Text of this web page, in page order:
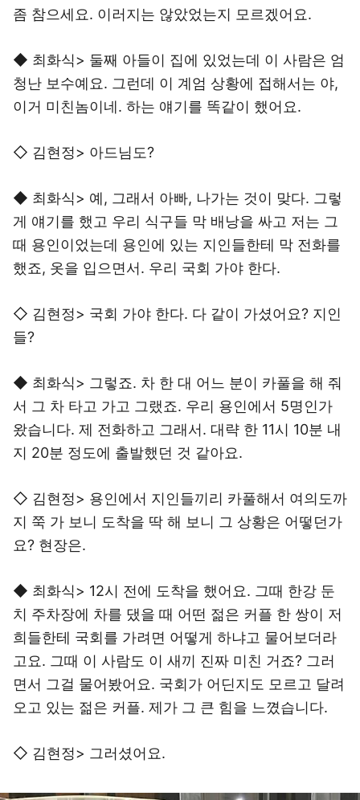
좀 참으세요. 이러지는 않았었는지 모르겠어요.
◆ 최화식> 둘째 아들이 집에 있었는데 이 사람은 엄
청난 보수예요. 그런데 이 계엄 상황에 접해서는 야,
이거 미친놈이네. 하는 얘기를 똑같이 했어요.
◇ 김현정> 아드님도?
◆ 최화식> 예, 그래서 아빠, 나가는 것이 맞다. 그렇
게 얘기를 했고 우리 식구들 막 배낭을 싸고 저는 그
때 용인이었는데 용인에 있는 지인들한테 막 전화를
했죠, 옷을 입으면서. 우리 국회 가야 한다.
◇ 김현정> 국회 가야 한다. 다 같이 가셨어요? 지인
들?
◆ 최화식> 그렇죠. 차 한 대 어느 분이 카풀을 해 줘
서 그 차 타고 가고 그랬죠. 우리 용인에서 5명인가
왔습니다. 제 전화하고 그래서. 대략 한 11시 10분 내
지 20분 정도에 출발했던 것 같아요.
◇ 김현정> 용인에서 지인들끼리 카풀해서 여의도까
지 쭉 가 보니 도착을 딱 해 보니 그 상황은 어떻던가
요? 현장은.
◆ 최화식> 12시 전에 도착을 했어요. 그때 한강 둔
치 주차장에 차를 댔을 때 어떤 젊은 커플 한 쌍이 저
희들한테 국회를 가려면 어떻게 하냐고 물어보더라
고요. 그때 이 사람도 이 새끼 진짜 미친 거죠? 그러
면서 그걸 물어봤어요. 국회가 어딘지도 모르고 달려
오고 있는 젊은 커플. 제가 그 큰 힘을 느꼈습니다.
◇ 김현정> 그러셨어요.